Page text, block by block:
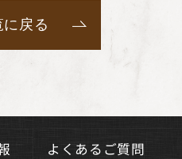
戻る
よくあるご質問